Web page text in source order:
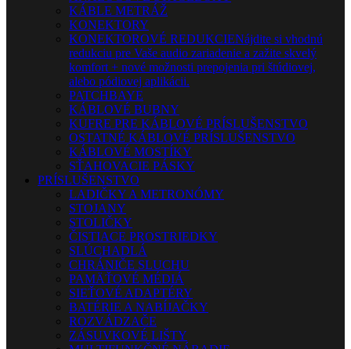
KÁBLE METRÁŽ
KONEKTORY
KONEKTOROVÉ REDUKCIENájdite si vhodnú
redukciu pre Vaše audio zariadenie a zažite skvelý
komfort + nové možnosti prepojenia pri štúdiovej,
alebo pódiovej aplikácii.
PATCHBAYE
KÁBLOVÉ BUBNY
KUFRE PRE KÁBLOVÉ PRÍSLUŠENSTVO
OSTATNÉ KÁBLOVÉ PRÍSLUŠENSTVO
KÁBLOVÉ MOSTÍKY
SŤAHOVACIE PÁSKY
PRÍSLUŠENSTVO
LADIČKY A METRONÓMY
STOJANY
STOLIČKY
ČISTIACE PROSTRIEDKY
SLÚCHADLÁ
CHRÁNIČE SLUCHU
PAMÄŤOVÉ MÉDIÁ
SIEŤOVÉ ADAPTÉRY
BATÉRIE A NABÍJAČKY
ROZVÁDZAČE
ZÁSUVKOVÉ LIŠTY